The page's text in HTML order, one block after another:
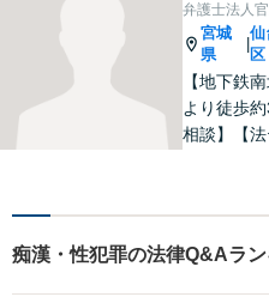
題でお困
相談くださ
弁護士法人
宮城
県
|
仙
区
【地下鉄
より徒歩
相談】【法
かし依頼
問題でお困
ご相談く
痴漢・性犯罪の法律Q&Aラ